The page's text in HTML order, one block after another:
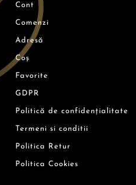
Cont
Comenzi
Adresă
Coș
Favorite
GDPR
Politică de confidențialitate
Termeni si conditii
Politica Retur
Politica Cookies